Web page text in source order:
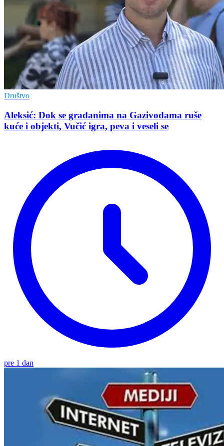
Društvo
Aleksić: Dok se građanima na Gazivodama ruše
kuće i objekti, Vučić igra, peva i veseli se
pre 1 dan